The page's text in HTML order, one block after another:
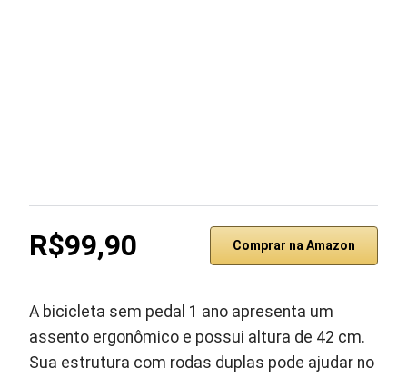
R$99,90 Comprar na Amazon
A bicicleta sem pedal 1 ano apresenta um
assento ergonômico e possui altura de 42 cm.
Sua estrutura com rodas duplas pode ajudar no